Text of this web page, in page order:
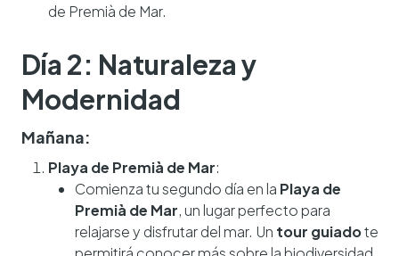
de Premià de Mar.
Día 2: Naturaleza y
Modernidad
Mañana:
Playa de Premià de Mar:
Comienza tu segundo día en la Playa de
Premià de Mar, un lugar perfecto para
relajarse y disfrutar del mar. Un tour guiadote